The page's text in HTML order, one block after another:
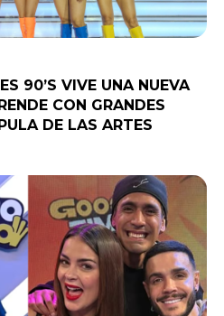
90’S VIVE UNA NUEVA
CON GRANDES
DE LAS ARTES